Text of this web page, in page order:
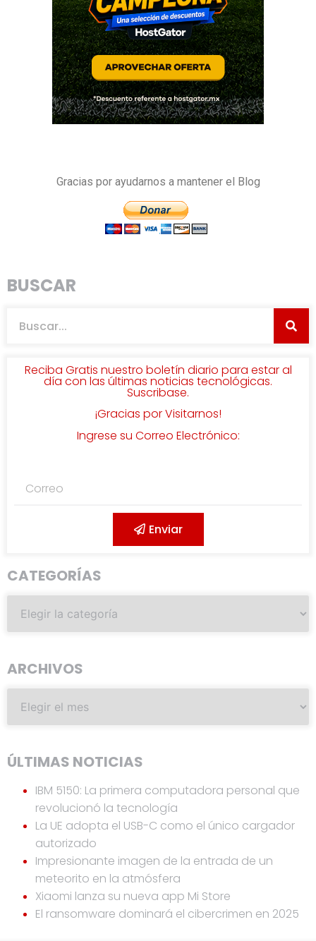
Gracias por ayudarnos a mantener el Blog
BUSCAR
Reciba Gratis nuestro boletín diario para estar al
día con las últimas noticias tecnológicas.
Suscribase.
¡Gracias por Visitarnos!
Ingrese su Correo Electrónico:
Enviar
CATEGORÍAS
ARCHIVOS
ÚLTIMAS NOTICIAS
IBM 5150: La primera computadora personal que
revolucionó la tecnología
La UE adopta el USB-C como el único cargador
autorizado
Impresionante imagen de la entrada de un
meteorito en la atmósfera
Xiaomi lanza su nueva app Mi Store
El ransomware dominará el cibercrimen en 2025